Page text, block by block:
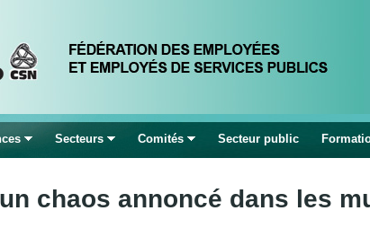
chaos annoncé dans les
Secteurs Comités Secteur public